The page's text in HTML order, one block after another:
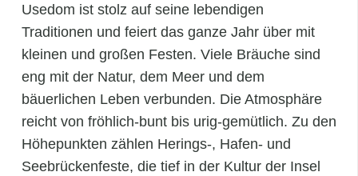
Usedom ist stolz auf seine lebendigen
Traditionen und feiert das ganze Jahr über mit
kleinen und großen Festen. Viele Bräuche sind
eng mit der Natur, dem Meer und dem
bäuerlichen Leben verbunden. Die Atmosphäre
reicht von fröhlich-bunt bis urig-gemütlich. Zu den
Höhepunkten zählen Herings-, Hafen- und
Seebrückenfeste, die tief in der Kultur der Insel